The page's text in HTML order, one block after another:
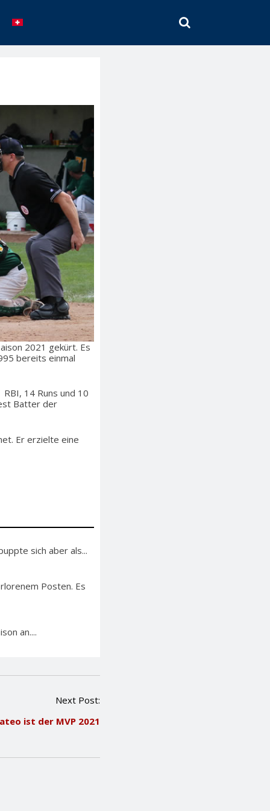
SEARCH
2021 gekürt. Es
bereits einmal
14 Runs und 10
Batter der
Er erzielte eine
sich aber als...
Posten. Es
an....
Next Post:
ist der MVP 2021